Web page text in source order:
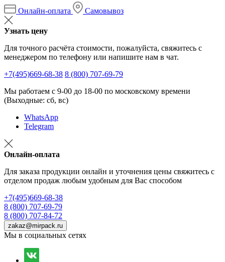
Онлайн-оплата
Самовывоз
Узнать цену
Для точного расчёта стоимости, пожалуйста, свяжитесь с
менеджером по телефону или напишите нам в чат.
+7(495)669-68-38 8 (800) 707-69-79
Мы работаем с 9-00 до 18-00 по московскому времени
(Выходные: сб, вс)
WhatsApp
Telegram
Онлайн-оплата
Для заказа продукции онлайн и уточнения цены свяжитесь с
отделом продаж любым удобным для Вас способом
+7(495)669-68-38
8 (800) 707-69-79
8 (800) 707-84-72
zakaz@mirpack.ru
Мы в социальных сетях